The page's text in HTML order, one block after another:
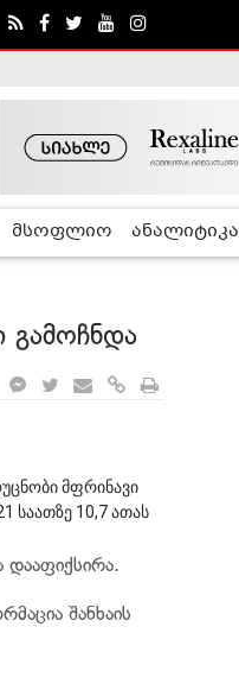
მსოფლიო ანალიტიკა
გამოჩნდა
მფრინავი
საათზე 10,7 ათას
შანხაის